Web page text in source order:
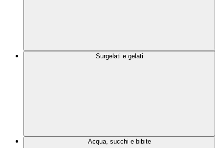
Surgelati e gelati
Acqua, succhi e bibite